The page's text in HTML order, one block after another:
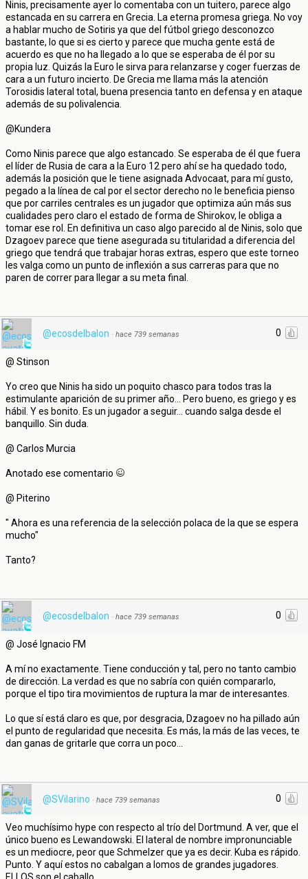
Ninis, precisamente ayer lo comentaba con un tuitero, parece algo
estancada en su carrera en Grecia. La eterna promesa griega. No voy
a hablar mucho de Sotiris ya que del fútbol griego desconozco
bastante, lo que si es cierto y parece que mucha gente está de
acuerdo es que no ha llegado a lo que se esperaba de él por su
propia luz. Quizás la Euro le sirva para relanzarse y coger fuerzas de
cara a un futuro incierto. De Grecia me llama más la atención
Torosidis lateral total, buena presencia tanto en defensa y en ataque
además de su polivalencia.
@Kundera
Como Ninis parece que algo estancado. Se esperaba de él que fuera
el líder de Rusia de cara a la Euro 12 pero ahí se ha quedado todo,
además la posición que le tiene asignada Advocaat, para mí gusto,
pegado a la línea de cal por el sector derecho no le beneficia pienso
que por carriles centrales es un jugador que optimiza aún más sus
cualidades pero claro el estado de forma de Shirokov, le obliga a
tomar ese rol. En definitiva un caso algo parecido al de Ninis, solo que
Dzagoev parece que tiene asegurada su titularidad a diferencia del
griego que tendrá que trabajar horas extras, espero que este torneo
les valga como un punto de inflexión a sus carreras para que no
paren de correr para llegar a su meta final.
0
@ecosdelbalon · hace 739 semanas
@ Stinson
Yo creo que Ninis ha sido un poquito chasco para todos tras la
estimulante aparición de su primer año... Pero bueno, es griego y es
hábil. Y es bonito. Es un jugador a seguir... cuando salga desde el
banquillo. Sin duda.
@ Carlos Murcia
Anotado ese comentario
@ Piterino
" Ahora es una referencia de la selección polaca de la que se espera
mucho"
Tanto?
0
@ecosdelbalon · hace 739 semanas
@ José Ignacio FM
A mí no exactamente. Tiene conducción y tal, pero no tanto cambio
de dirección. La verdad es que no sabría con quién compararlo,
porque el tipo tira movimientos de ruptura la mar de interesantes.
Lo que sí está claro es que, por desgracia, Dzagoev no ha pillado aún
el punto de regularidad que necesita. Es más, la más de las veces, te
dan ganas de gritarle que corra un poco...
0
@SVilarino · hace 739 semanas
Veo muchísimo hype con respecto al trío del Dortmund. A ver, que el
único bueno es Lewandowski. El lateral de nombre impronunciable
es un mediocre, peor que Schmelzer que ya es decir. Kuba es rápido.
Punto. Y aquí estos no cabalgan a lomos de grandes jugadores.